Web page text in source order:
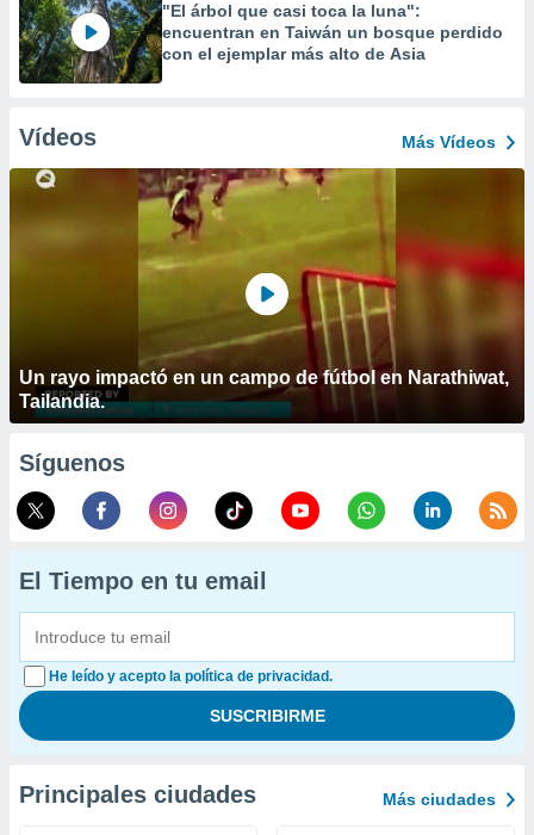
"El árbol que casi toca la luna":
encuentran en Taiwán un bosque perdido
con el ejemplar más alto de Asia
Vídeos Más Vídeos
Un rayo impactó en un campo de fútbol en Narathiwat,
Tailandia.
Síguenos
El Tiempo en tu email
He leído y acepto la política de privacidad.
Principales ciudades Más ciudades